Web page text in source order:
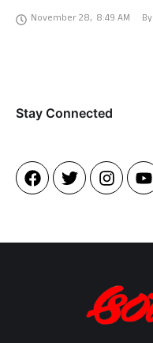
ಮಾತನಾಡಿದ ಕಾಂತರಾಜು, ನನ್ನ …
November 28, 8:49 AM By
Stay Connected​